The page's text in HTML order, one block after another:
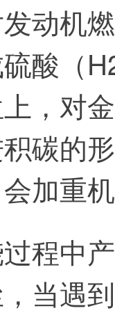
动机
酸（
，对
碳的
加重
程中
当遇